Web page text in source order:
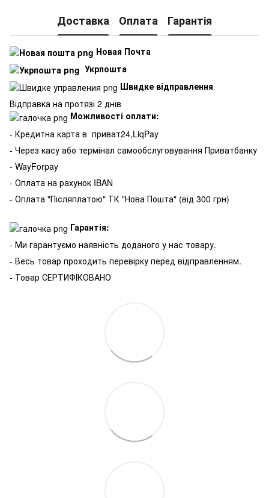
Доставка Оплата Гарантія
Новая Почта
Укрпошта
Швидке відправлення
Відправка на протязі 2 днів
Можливості оплати:
- Кредитна карта в приват24,LiqPay
- Через касу або термінал самообслуговування Приватбанку
- WayForpay
- Оплата на рахунок IBAN
- Оплата "Післяплатою" ТК "Нова Пошта" (від 300 грн)
Гарантія:
- Ми гарантуємо наявність доданого у нас товару.
- Весь товар проходить перевірку перед відправленням.
- Товар СЕРТИФІКОВАНО